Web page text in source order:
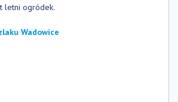
letni ogródek.
Wadowice